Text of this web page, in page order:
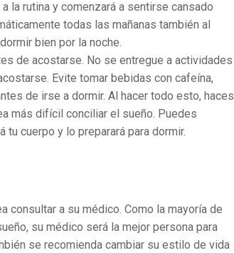
la rutina y comenzará a sentirse cansado
todas las mañanas también al
bien por la noche.
de acostarse. No se entregue a actividades
Evite tomar bebidas con cafeína,
de irse a dormir. Al hacer todo esto, haces
más difícil conciliar el sueño. Puedes
tu cuerpo y lo preparará para dormir.
consultar a su médico. Como la mayoría de
su médico será la mejor persona para
se recomienda cambiar su estilo de vida